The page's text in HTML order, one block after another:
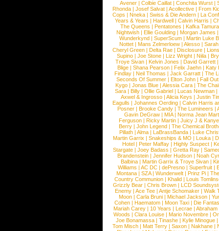
Avener | Colbie Caillat | Conchita Wurst |
Rhonda | Josef Salvat | Acollective | From
Cops | Nneka | Swiss & Die Andern | La
Years & Years |Hardwell |Calvin Harris |
The Queens | Pentatones | Kafka Tamura
Nightwish |Ellie Goulding |Morgan James
Wunderkynd | SuperScum | Martin Luke
Nottet |Mans Zelmerloew |Alesso |
Cheryl Green |Delta Rae |Disclosure |
Supino |Joe Stone |Lizz Wright |Niila |
Troye Sivan | Kelvin Jones | David Garrett
Blige | Shana Pearson | Felix Jaehn | Katy
Findlay |Neil Thomas |Jack Garratt |The
Seconds Of Summer |Elton John |Fall
Kygo |Jonas Blue |Alessia Cara |The
Sara |Billy |Ollie Gabriel |Lucas Newman |
Axwel & Ingrosso | Alicia Keys | Justin
Eagulls |Johannes Oerding |Calvin Harris
Posner |Brooke Candy |The Lumineers |
Gavin DeGraw | MIA| Norma Jean
Ferguson | Ricky Martin | Juicy J &
Berry | John Legend | The Chemical
Pillath |Alma |LaBrassBanda |Luke
Martin Garrix | Snakeships & MO | Louka |
Hotel | Peter Maffay | Highly Suspect |
Stargate |Joey Badass |Gretta Ray |
Brandenstein |Jennifer Hudson |Noah
Balbina | Martin Garrix & Troye Sivan |
Williams |AC DC |dePresno |Superfruit |
Montana |SZA|Wunderwelt |Prinz Pi |
Country Communion | Khalid | Louis
Grizzly Bear | Chris Brown | LCD
Enemy | Ace Tee | Antje Schomaker | Walk
Moon |Carla Bruni |Michael Jackson |
Cohen |Haematom |Moon Taxi |Die
Mariah Carey | 10 Years | Lecrae | Abraham
Woods |Clara Louise |Mario Novembre |
Joe Bonamassa | Tinashe | Kylie Minogue |
Tom Misch |Matt Terry |Saxon |Nakhane |